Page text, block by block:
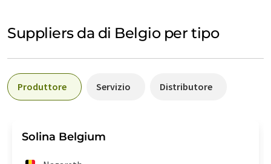
Suppliers da di Belgio per tipo
Produttore Servizio Distributore
Solina Belgium